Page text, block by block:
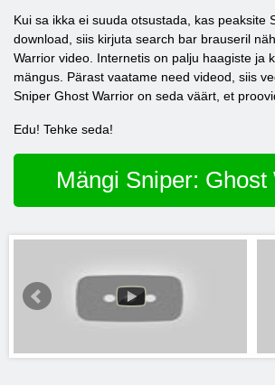
Kui sa ikka ei suuda otsustada, kas peaksite
download, siis kirjuta search bar brauseril
Warrior video. Internetis on palju haagiste ja
mängus. Pärast vaatame need videod, siis
Sniper Ghost Warrior on seda väärt, et
Edu! Tehke seda!
Mängi Sniper: Ghost